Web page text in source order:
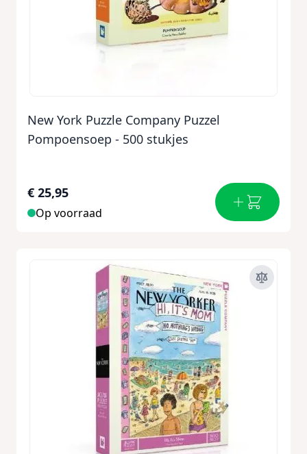
New York Puzzle Company Puzzel
Pompoensoep - 500 stukjes
€ 25,95
Op voorraad